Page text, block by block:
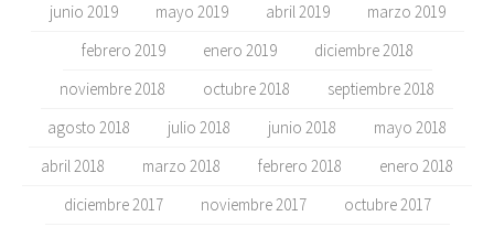
junio 2019
mayo 2019 abril 2019
marzo 2019
febrero 2019
enero 2019
diciembre 2018
noviembre 2018
octubre 2018
septiembre 2018
agosto 2018
julio 2018 junio 2018
mayo 2018
abril 2018
marzo 2018 febrero 2018
enero 2018
diciembre 2017
noviembre 2017 octubre 2017